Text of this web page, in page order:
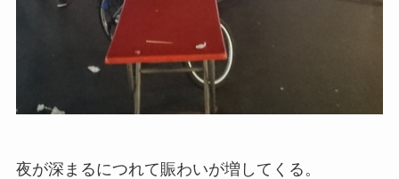
夜が深まるにつれて賑わいが増してくる。